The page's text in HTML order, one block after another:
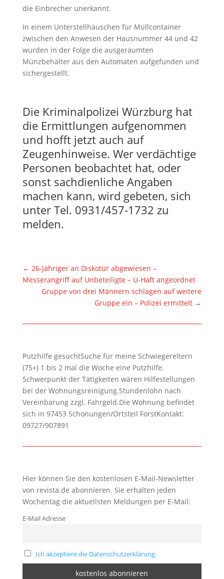
die Einbrecher unerkannt.
In einem Unterstellhäuschen für Müllcontainer
zwischen den Anwesen der Hausnummer 44 und 42
wurden in der Folge die ausgeräumten
Münzbehälter aus den Automaten aufgefunden und
sichergestellt.
Die Kriminalpolizei Würzburg hat
die Ermittlungen aufgenommen
und hofft jetzt auch auf
Zeugenhinweise. Wer verdächtige
Personen beobachtet hat, oder
sonst sachdienliche Angaben
machen kann, wird gebeten, sich
unter Tel. 0931/457-1732 zu
melden.
← 26-Jähriger an Diskotür abgewiesen –
Messerangriff auf Unbeteiligte – U-Haft angeordnet
Gruppe von drei Männern schlagen auf weitere
Gruppe ein – Polizei ermittelt →
Putzhilfe gesuchtSuche für meine Schwiegereltern
(75+) 1 bis 2 mal die Woche eine Putzhilfe.
Schwerpunkt der Tätigkeiten wären Hilfestellungen
bei der Wohnungsreinigung.Stundenlohn nach
Vereinbarung zzgl. Fahrgeld.Die Wohnung befindet
sich in 97453 Schonungen/Ortsteil ForstKontakt:
09727/907891
Hier können Sie den kostenlosen E-Mail-Newsletter
von revista.de abonnieren. Sie erhalten jeden
Wochentag die aktuellsten Meldungen per E-Mail:
E-Mail Adresse
Ich akzeptiere die Datenschutzerklärung.